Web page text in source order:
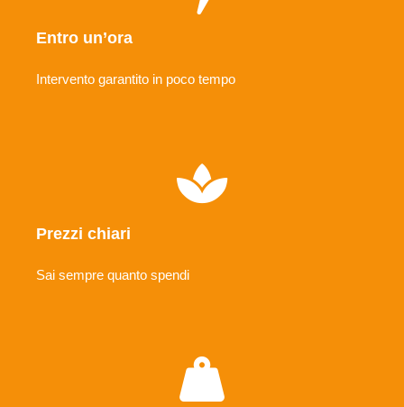
Entro un’ora
Intervento garantito in poco tempo
Prezzi chiari
Sai sempre quanto spendi